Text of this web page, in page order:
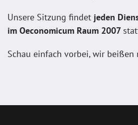
Unsere Sitzung findet jeden
im Oeconomicum Raum 2007
Schau einfach vorbei, wir beißen